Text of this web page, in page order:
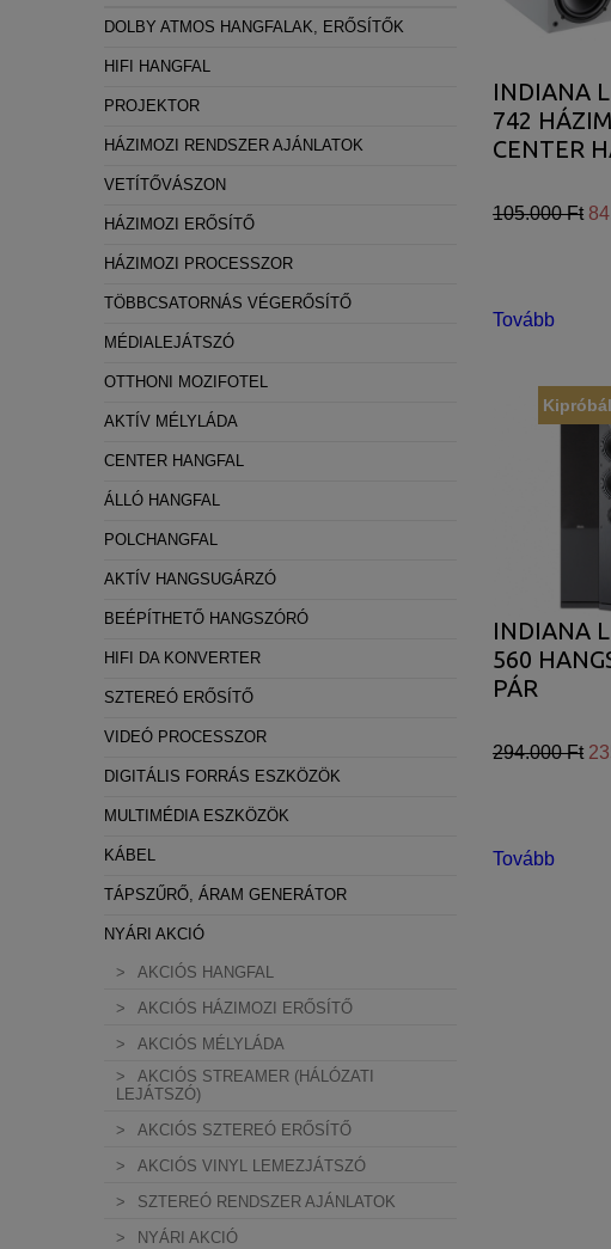
INDIANA
742
CENTER
105.000 Ft
Tovább
INDIANA
560
PÁR
294.000 Ft
Tovább
DOLBY ATMOS HANGFALAK, ERŐSÍTŐK
HIFI HANGFAL
PROJEKTOR
HÁZIMOZI RENDSZER AJÁNLATOK
VETÍTŐVÁSZON
HÁZIMOZI ERŐSÍTŐ
HÁZIMOZI PROCESSZOR
TÖBBCSATORNÁS VÉGERŐSÍTŐ
MÉDIALEJÁTSZÓ
OTTHONI MOZIFOTEL
AKTÍV MÉLYLÁDA
CENTER HANGFAL
ÁLLÓ HANGFAL
POLCHANGFAL
AKTÍV HANGSUGÁRZÓ
BEÉPÍTHETŐ HANGSZÓRÓ
HIFI DA KONVERTER
SZTEREÓ ERŐSÍTŐ
VIDEÓ PROCESSZOR
DIGITÁLIS FORRÁS ESZKÖZÖK
MULTIMÉDIA ESZKÖZÖK
KÁBEL
TÁPSZŰRŐ, ÁRAM GENERÁTOR
NYÁRI AKCIÓ
AKCIÓS HANGFAL
AKCIÓS HÁZIMOZI ERŐSÍTŐ
AKCIÓS MÉLYLÁDA
AKCIÓS STREAMER (HÁLÓZATI
LEJÁTSZÓ)
AKCIÓS SZTEREÓ ERŐSÍTŐ
AKCIÓS VINYL LEMEZJÁTSZÓ
SZTEREÓ RENDSZER AJÁNLATOK
NYÁRI AKCIÓ
Statisztikai:
A weboldal statisztikáinak elemzésével tudjuk
látogatóinknak. Ezért gyűjtünk statisztikai adatokat
Reklámcélú:
Azért települnek ezek a sütik, hogy a felhasználót